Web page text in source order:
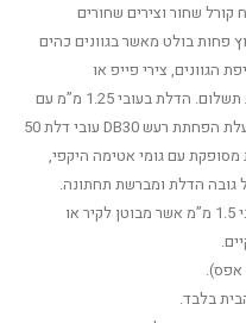
קורל שחור וצירים שחורים
פחות בולט מאשר בגוונים כהים
הגוונים, צירי פייפ או
צירי HEAVY DUTY סמויים בתוספת תשלום. הדלת בעובי 1.25 מ”מ עם
חיזוקי פלדה אורך ורוחב פנימיים בעלת הפחתת רעש DB30 עובי דלת 50
כ- 50 ק”ג, הדלת מסופקת עם גומי אטימה היקפי,
גובה הדלת ומברשת תחתונה.
משקוף בנייה מפלדה מגולוונת בעובי 1.5 מ”מ אשר מבוטן לקיר או
אפס).
בלבד.